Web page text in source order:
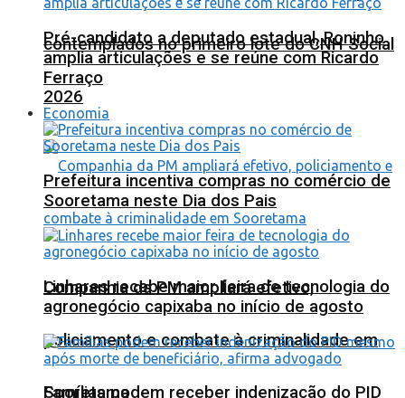
contemplados no primeiro lote do CNH Social
2026
Companhia da PM ampliará efetivo,
policiamento e combate à criminalidade em
Sooretama
Pré-candidato a deputado estadual, Roninho
amplia articulações e se reúne com Ricardo
Ferraço
Economia
Prefeitura incentiva compras no comércio de
Sooretama neste Dia dos Pais
Linhares recebe maior feira de tecnologia do
agronegócio capixaba no início de agosto
Famílias podem receber indenização do PID